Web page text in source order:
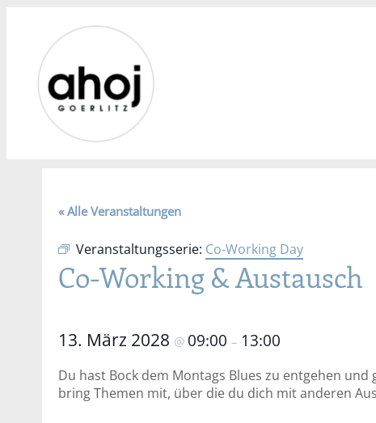
« Alle Veranstaltungen
Veranstaltungsserie: Co-Working Day
Co-Working & Austausch
13. März 2028 @ 09:00 – 13:00
Du hast Bock dem Montags Blues zu entgehen
bring Themen mit, über die du dich mit anderen